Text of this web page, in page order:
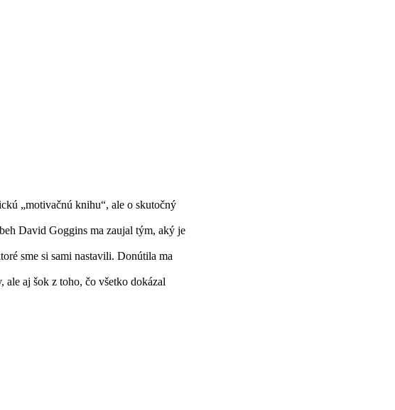
„motivačnú knihu“, ale o skutočný
David Goggins ma zaujal tým, aký je
sme si sami nastavili. Donútila ma
aj šok z toho, čo všetko dokázal